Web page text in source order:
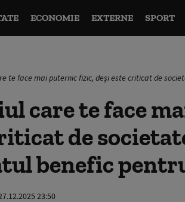
ECONOMIE EXTERNE SPORT
te face mai puternic fizic, deși este criticat de
care te face
de
benefic
23:50